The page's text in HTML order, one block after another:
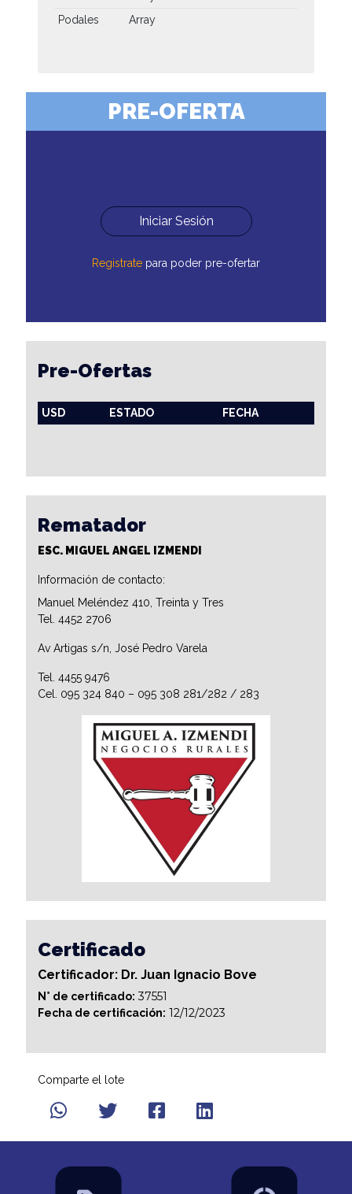
Podales
Array
PRE-OFERTA
Iniciar Sesión
Registrate para poder pre-ofertar
Pre-Ofertas
USD ESTADO FECHA
Rematador
ESC. MIGUEL ANGEL IZMENDI
Información de contacto:
Manuel Meléndez 410, Treinta y Tres
Tel. 4452 2706
Av Artigas s/n, José Pedro Varela
Tel. 4455 9476
Cel. 095 324 840 – 095 308 281/282 / 283
Certificado
Certificador: Dr. Juan Ignacio Bove
N° de certificado: 37551
Fecha de certificación: 12/12/2023
Comparte el lote